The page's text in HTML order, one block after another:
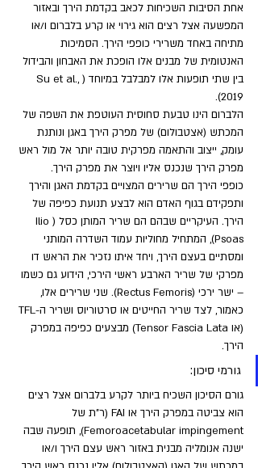
אחת הסיבות השכיחות לכאב בקדמת הירך ובאזור
המפשעה אצל רצים הוא גירוי או קרע בלברום ו/או
מתיחה באחד משרירי כופפי הירך. הסמיכות
האנטומית של מבנים אלו הופכת את האבחון והבידול
בין שתי תופעות אלו למבלבל במיוחד (Su et al.,
2019).
הלברום הינו טבעת סחוסית העוטפת את השפה של
המכתש (אצטבולום) של מפרק הירך באגן ונותנת
עומק, ייצוב והתאמה מפרקית טובה יותר אל מול ראש
מפרק הירך שנכנס אליו ויוצר את מפרק הירך.
כופפי הירך הם שרירים המצויים בקדמת האגן והירך
ותפקידם בגוף האדם הוא לבצע תנועת כפיפה של
הירך. העיקריים שבהם הם שריר המותן כסל (Ilio
Psoas), המתחיל מחוליות עמוד השדרה המותני
ומסתיים בעצם הירך, ויחד איתו נזכיר את הראש דו
מפרקי של שריר הארבע ראשי הירכי, הידוע גם כשמו
– ישר ירכי (Rectus Femoris). שני שרירים אלו,
(או Tensor Fascia Lata) מבצעים כפיפה במפרק
הירך.
גורמי סיכון:
גורם הסיכון השכיח ביותר לקרע בלברום אצל רצים
הוא צביטה במפרק הירך או FAI (ר"ת של
Femoroacetabular impingement), תופעה שבה
ישנה אנומליה מבנית באזור ראש עצם הירך ו/או